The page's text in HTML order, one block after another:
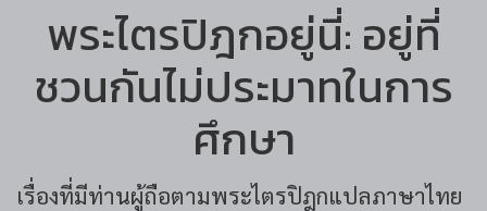
พระไตรปิฎกอยู่นี่: อยู่ที่
ชวนกันไม่ประมาทในการ
ศึกษา
เรื่องที่มีท่านผู้ถือตามพระไตรปิฎกแปลภาษาไทย